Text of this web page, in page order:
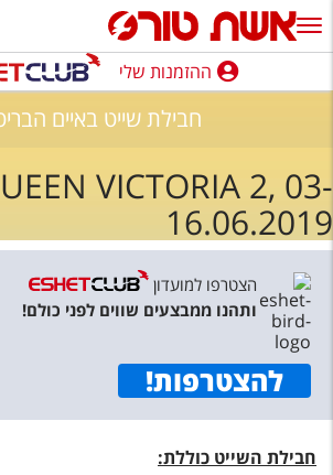
ההזמנות שלי
חופשה לפי סגנון
מלונות באילת
טיולים מאורגנים
חבילות נופש
הרגע האחרון
חבילות בריאות וספא
ההזמנות שלי
חבילת שייט באיים
VICTORIA 2, 03-
16.06.2019
הצטרפו למועדון
ותהנו ממבצעים שווים לפני כולם!
להצטרפות!
חבילת השייט כוללת: